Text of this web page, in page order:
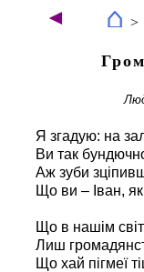
◄ ⌂ >
Я згадую: на
Ви так
Аж зуби
Що ви – Іван,
Що в нашім
Лиш
Що хай пігмеї